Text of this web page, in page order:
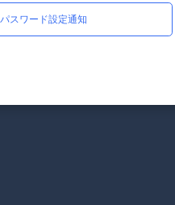
パスワード設定通知